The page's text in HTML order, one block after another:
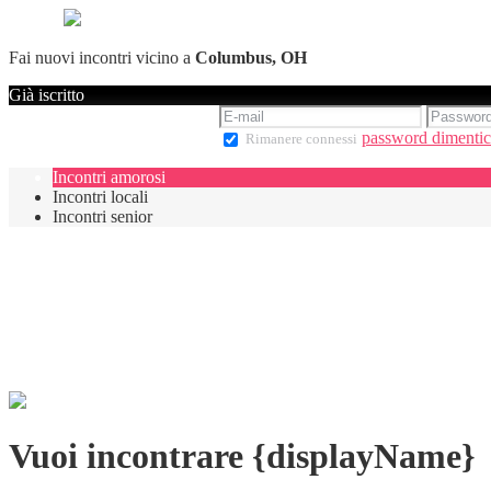
Fai nuovi incontri vicino a Columbus, OH
Già iscritto
Rimanere connessi password
Incontri amorosi
Incontri locali
Incontri senior
Vuoi incontrare {displayName}